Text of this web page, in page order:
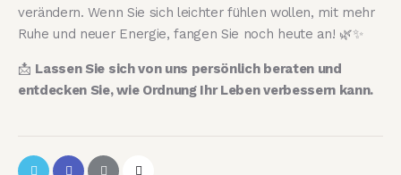
verändern. Wenn Sie sich leichter fühlen wollen, mit mehr
Ruhe und neuer Energie, fangen Sie noch heute an! 🌿✨
📩 Lassen Sie sich von uns persönlich beraten und
entdecken Sie, wie Ordnung Ihr Leben verbessern kann.